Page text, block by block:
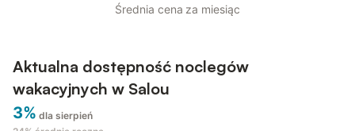
Średnia cena za miesiąc
Aktualna dostępność noclegów
wakacyjnych w Salou
3% dla sierpień